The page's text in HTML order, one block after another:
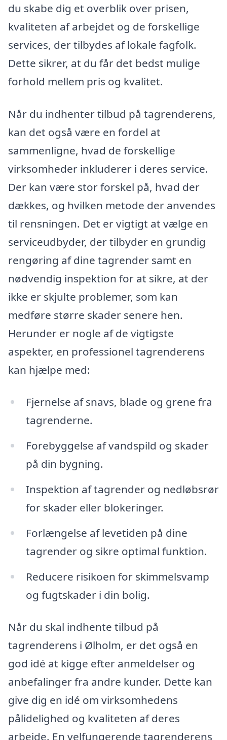
du skabe dig et overblik over prisen,
kvaliteten af arbejdet og de forskellige
services, der tilbydes af lokale fagfolk.
Dette sikrer, at du får det bedst mulige
forhold mellem pris og kvalitet.
Når du indhenter tilbud på tagrenderens,
kan det også være en fordel at
sammenligne, hvad de forskellige
virksomheder inkluderer i deres service.
Der kan være stor forskel på, hvad der
dækkes, og hvilken metode der anvendes
til rensningen. Det er vigtigt at vælge en
serviceudbyder, der tilbyder en grundig
rengøring af dine tagrender samt en
nødvendig inspektion for at sikre, at der
ikke er skjulte problemer, som kan
medføre større skader senere hen.
Herunder er nogle af de vigtigste
aspekter, en professionel tagrenderens
kan hjælpe med:
Fjernelse af snavs, blade og grene fra
tagrenderne.
Forebyggelse af vandspild og skader
på din bygning.
Inspektion af tagrender og nedløbsrør
for skader eller blokeringer.
Forlængelse af levetiden på dine
tagrender og sikre optimal funktion.
Reducere risikoen for skimmelsvamp
og fugtskader i din bolig.
Når du skal indhente tilbud på
tagrenderens i Ølholm, er det også en
god idé at kigge efter anmeldelser og
anbefalinger fra andre kunder. Dette kan
give dig en idé om virksomhedens
pålidelighed og kvaliteten af deres
arbejde. En velfungerende tagrenderens